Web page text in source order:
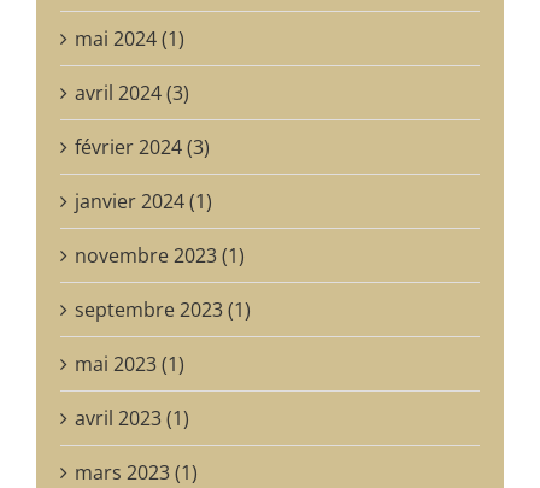
mai 2024 (1)
avril 2024 (3)
février 2024 (3)
janvier 2024 (1)
novembre 2023 (1)
septembre 2023 (1)
mai 2023 (1)
avril 2023 (1)
mars 2023 (1)